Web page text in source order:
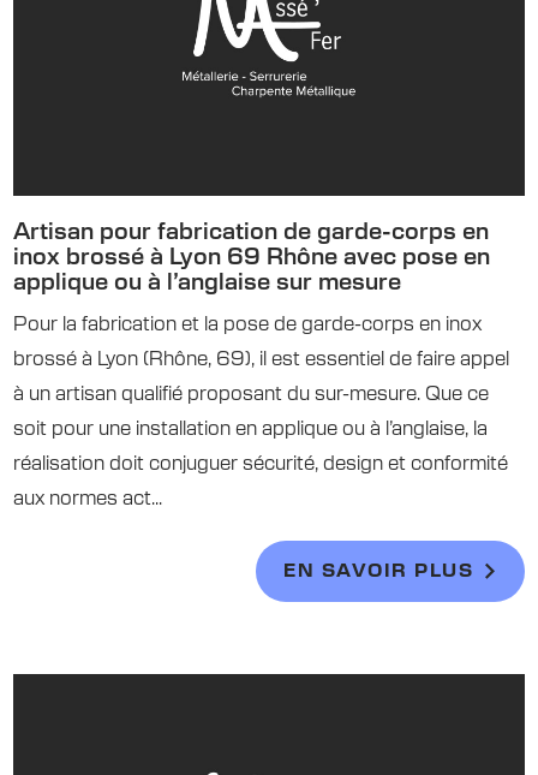
Artisan pour fabrication de garde-corps en
inox brossé à Lyon 69 Rhône avec pose en
applique ou à l’anglaise sur mesure
Pour la fabrication et la pose de garde-corps en inox
brossé à Lyon (Rhône, 69), il est essentiel de faire appel
à un artisan qualifié proposant du sur-mesure. Que ce
soit pour une installation en applique ou à l’anglaise, la
réalisation doit conjuguer sécurité, design et conformité
aux normes act...
EN SAVOIR PLUS